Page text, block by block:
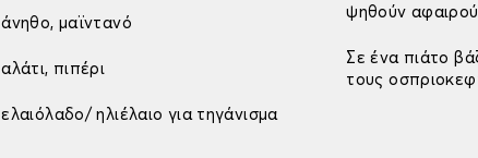
άνηθο, μαϊντανό
αλάτι, πιπέρι
ελαιόλαδο/ ηλιέλαιο για τηγάνισμα
ψηθούν
Σε ένα πιάτο
τους